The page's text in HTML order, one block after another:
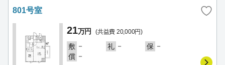
801号室
21万円 (共益費 20,000円)
敷 － 礼 － 保 －
償 －